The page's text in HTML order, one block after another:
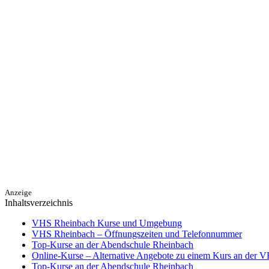
Anzeige
Inhaltsverzeichnis
VHS Rheinbach Kurse und Umgebung
VHS Rheinbach – Öffnungszeiten und Telefonnummer
Top-Kurse an der Abendschule Rheinbach
Online-Kurse – Alternative Angebote zu einem Kurs an der
Top-Kurse an der Abendschule Rheinbach